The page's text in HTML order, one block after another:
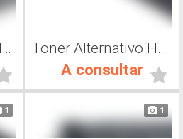
Toner Alternativo Hp C4092A, Toner Impresora Láser Toner Alternativo Hp CE285A, Toner Impresora Láser
A consultar
1 1